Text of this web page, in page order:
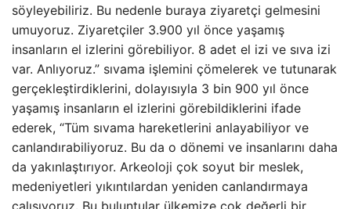
söyleyebiliriz. Bu nedenle buraya ziyaretçi gelmesini
umuyoruz. Ziyaretçiler 3.900 yıl önce yaşamış
insanların el izlerini görebiliyor. 8 adet el izi ve sıva izi
var. Anlıyoruz.” sıvama işlemini çömelerek ve tutunarak
gerçekleştirdiklerini, dolayısıyla 3 bin 900 yıl önce
yaşamış insanların el izlerini görebildiklerini ifade
ederek, “Tüm sıvama hareketlerini anlayabiliyor ve
canlandırabiliyoruz. Bu da o dönemi ve insanlarını daha
da yakınlaştırıyor. Arkeoloji çok soyut bir meslek,
medeniyetleri yıkıntılardan yeniden canlandırmaya